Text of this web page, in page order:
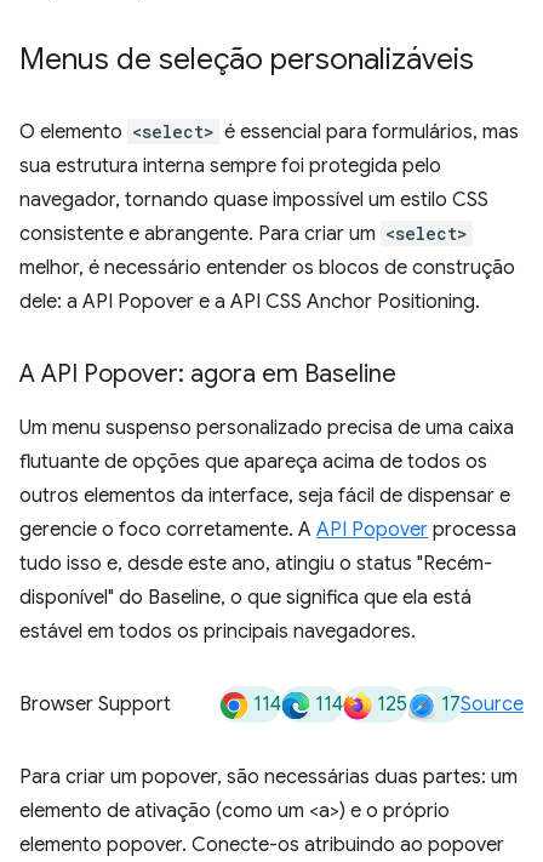
Menus de seleção personalizáveis
O elemento <select> é essencial para formulários, mas
sua estrutura interna sempre foi protegida pelo
navegador, tornando quase impossível um estilo CSS
consistente e abrangente. Para criar um <select>
melhor, é necessário entender os blocos de construção
dele: a API Popover e a API CSS Anchor Positioning.
A API Popover: agora em Baseline
Um menu suspenso personalizado precisa de uma caixa
flutuante de opções que apareça acima de todos os
outros elementos da interface, seja fácil de dispensar e
gerencie o foco corretamente. A API Popover processa
tudo isso e, desde este ano, atingiu o status "Recém-
disponível" do Baseline, o que significa que ela está
estável em todos os principais navegadores.
Browser Support 114 114 125 17Source
Para criar um popover, são necessárias duas partes: um
elemento de ativação (como um <a>) e o próprio
elemento popover. Conecte-os atribuindo ao popover